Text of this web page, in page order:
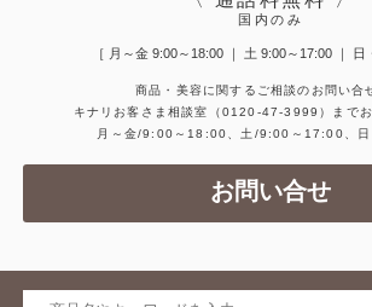
国内のみ
［ 月～金 9:00～18:00 ｜ 土 9:00～17:00 ｜ 日
商品・美容に関するご相談のお問い合
キナリお客さま相談室
（0120-47-3999）
まで
月～金/9:00～18:00、土/9:00～17:00、日
お問い合せ